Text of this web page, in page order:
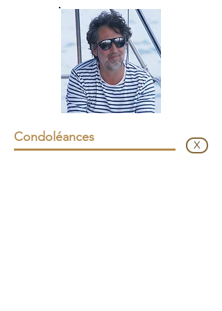
Condoléances
X